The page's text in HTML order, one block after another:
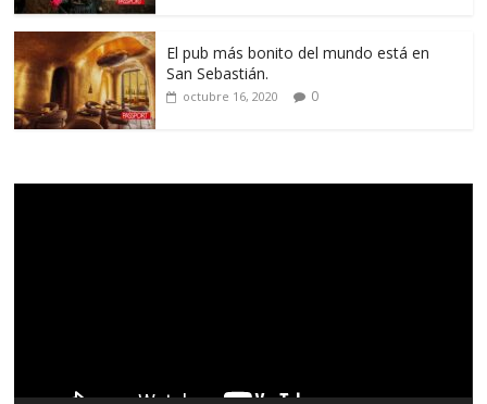
El pub más bonito del mundo está en
San Sebastián.
octubre 16, 2020 0